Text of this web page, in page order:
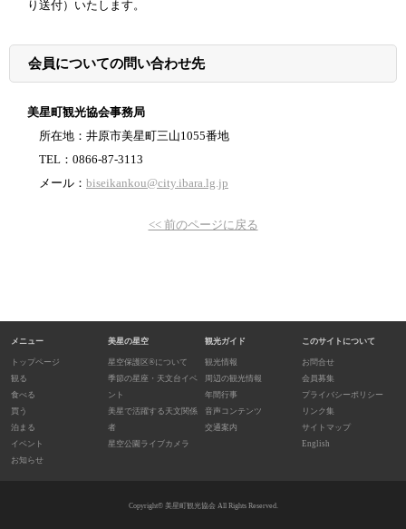
り送付）いたします。
会員についての問い合わせ先
美星町観光協会事務局
所在地：井原市美星町三山1055番地
TEL：0866-87-3113
メール： biseikankou@city.ibara.lg.jp
<< 前のページに戻る
メニュー
トップページ
観る
食べる
買う
泊まる
イベント
お知らせ
美星の星空
星空保護区®について
季節の星座・天文台イベ
ント
美星で活躍する天文関係
者
星空公園ライブカメラ
観光ガイド
観光情報
周辺の観光情報
年間行事
音声コンテンツ
交通案内
このサイトについて
お問合せ
会員募集
プライバシーポリシー
リンク集
サイトマップ
English
Copyright© 美星町観光協会 All Rights Reserved.